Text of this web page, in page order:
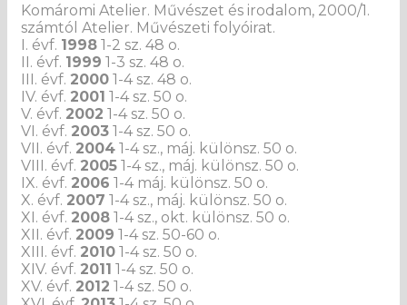
Komáromi Atelier. Művészet és irodalom, 2000/1.
számtól Atelier. Művészeti folyóirat.
I. évf. 1998 1-2 sz. 48 o.
II. évf. 1999 1-3 sz. 48 o.
III. évf. 2000 1-4 sz. 48 o.
IV. évf. 2001 1-4 sz. 50 o.
V. évf. 2002 1-4 sz. 50 o.
VI. évf. 2003 1-4 sz. 50 o.
VII. évf. 2004 1-4 sz., máj. különsz. 50 o.
VIII. évf. 2005 1-4 sz., máj. különsz. 50 o.
IX. évf. 2006 1-4 máj. különsz. 50 o.
X. évf. 2007 1-4 sz., máj. különsz. 50 o.
XI. évf. 2008 1-4 sz., okt. különsz. 50 o.
XII. évf. 2009 1-4 sz. 50-60 o.
XIII. évf. 2010 1-4 sz. 50 o.
XIV. évf. 2011 1-4 sz. 50 o.
XV. évf. 2012 1-4 sz. 50 o.